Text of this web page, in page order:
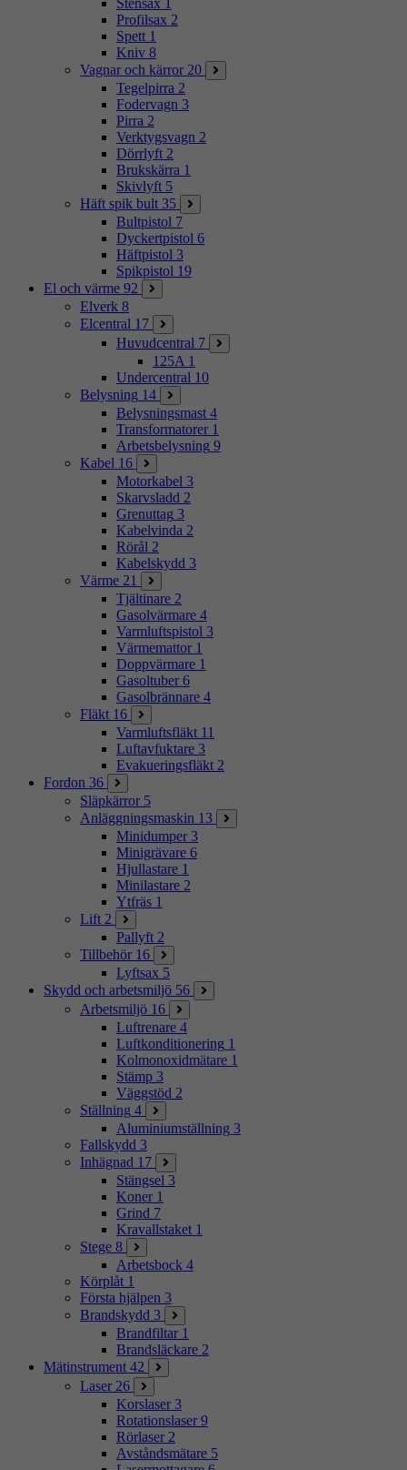
Stensax 1
Profilsax 2
Spett 1
Kniv 8
Vagnar och kärror 20
Tegelpirra 2
Fodervagn 3
Pirra 2
Verktygsvagn 2
Dörrlyft 2
Brukskärra 1
Skivlyft 5
Häft spik bult 35
Bultpistol 7
Dyckertpistol 6
Häftpistol 3
Spikpistol 19
El och värme 92
Elverk 8
Elcentral 17
Huvudcentral 7
125A 1
Undercentral 10
Belysning 14
Belysningsmast 4
Transformatorer 1
Arbetsbelysning 9
Kabel 16
Motorkabel 3
Skarvsladd 2
Grenuttag 3
Kabelvinda 2
Rörål 2
Kabelskydd 3
Värme 21
Tjältinare 2
Gasolvärmare 4
Varmluftspistol 3
Värmemattor 1
Doppvärmare 1
Gasoltuber 6
Gasolbrännare 4
Fläkt 16
Varmluftsfläkt 11
Luftavfuktare 3
Evakueringsfläkt 2
Fordon 36
Släpkärror 5
Anläggningsmaskin 13
Minidumper 3
Minigrävare 6
Hjullastare 1
Minilastare 2
Ytfräs 1
Lift 2
Pallyft 2
Tillbehör 16
Lyftsax 5
Skydd och arbetsmiljö 56
Arbetsmiljö 16
Luftrenare 4
Luftkonditionering 1
Kolmonoxidmätare 1
Stämp 3
Väggstöd 2
Ställning 4
Aluminiumställning 3
Fallskydd 3
Inhägnad 17
Stängsel 3
Koner 1
Grind 7
Kravallstaket 1
Stege 8
Arbetsbock 4
Körplåt 1
Första hjälpen 3
Brandskydd 3
Brandfiltar 1
Brandsläckare 2
Mätinstrument 42
Laser 26
Korslaser 3
Rotationslaser 9
Rörlaser 2
Avståndsmätare 5